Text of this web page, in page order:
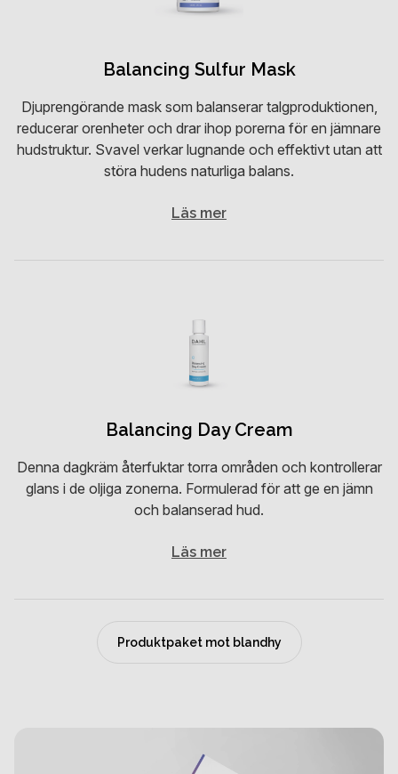
Balancing Sulfur Mask
Djuprengörande mask som balanserar talgproduktionen,
reducerar orenheter och drar ihop porerna för en jämnare
hudstruktur. Svavel verkar lugnande och effektivt utan att
störa hudens naturliga balans.
Läs mer
Balancing Day Cream
Denna dagkräm återfuktar torra områden och kontrollerar
glans i de oljiga zonerna. Formulerad för att ge en jämn
och balanserad hud.
Läs mer
Produktpaket mot blandhy